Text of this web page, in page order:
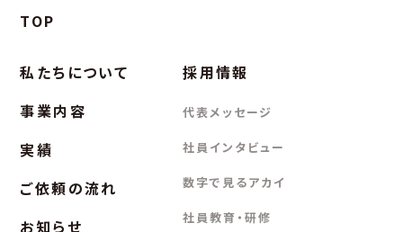
TOP
私たちについて
事業内容
実績
ご依頼の流れ
お知らせ
採用情報
代表メッセージ
社員インタビュー
数字で見るアカイ
社員教育・研修